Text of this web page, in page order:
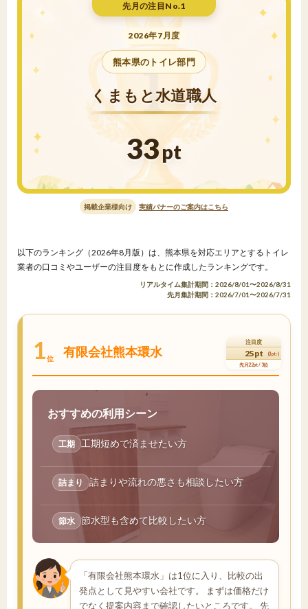
先月の注目No.1
2026年7月度
熊本県のトイレ部門
くまもと水道職人
33pt
掲載企業様向け 実績バナーのご案内はこちら
以下のランキング（2026年8月版）は、熊本県を対応エリアとするトイレ
業者の口コミやユーザーの注目度をもとに作成したランキングです。
リアルタイム集計期間：2026/8/01〜2026/8/31
先月集計期間：2026/7/01〜2026/7/31
1位 有限会社熊本環水
注目度
25pt (3pt↑)
先月22pt / 3位
おすすめの利用シーン
工期 工期短めで済ませたい方
詰まり 詰まりや流れの悪さも相談したい方
節水 節水型も含めて比較したい方
「有限会社熊本環水」は1位に入り、比較の出
発点として見やすい会社です。 まずは価格だけ
でなく提案内容まで確認したいところです。 先